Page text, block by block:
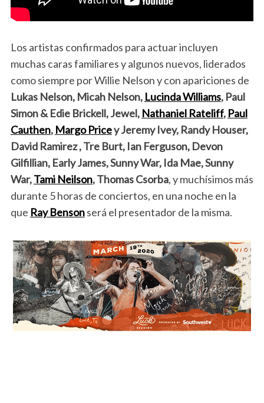
Los artistas confirmados para actuar incluyen
muchas caras familiares y algunos nuevos, liderados
como siempre por Willie Nelson y con apariciones de
Lukas Nelson, Micah Nelson, Lucinda Williams, Paul
Simon & Edie Brickell, Jewel, Nathaniel Rateliff, Paul
Cauthen, Margo Pricey Jeremy Ivey, Randy Houser,
David Ramirez , Tre Burt, Ian Ferguson, Devon
Gilfillian, Early James, Sunny War, Ida Mae, Sunny
War,Tami Neilson, Thomas Csorba, y muchísimos más
durante 5 horas de conciertos, en una noche en la
que Ray Bensonserá el presentador de la misma.